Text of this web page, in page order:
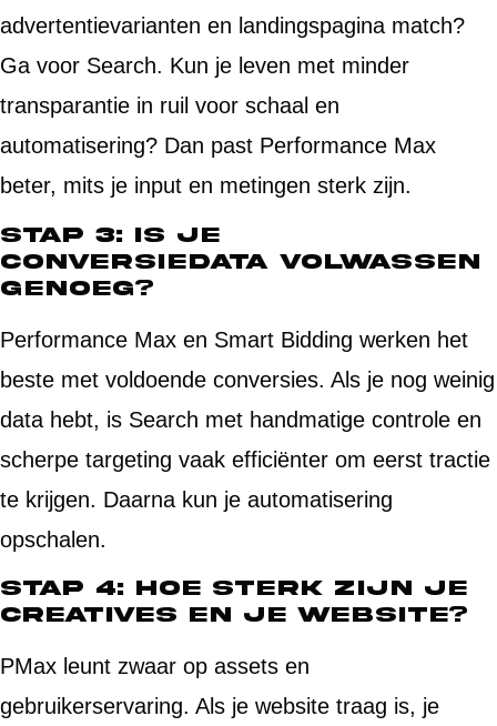
advertentievarianten en landingspagina match?
Ga voor Search. Kun je leven met minder
transparantie in ruil voor schaal en
automatisering? Dan past Performance Max
beter, mits je input en metingen sterk zijn.
Stap 3: Is je
conversiedata volwassen
genoeg?
Performance Max en Smart Bidding werken het
beste met voldoende conversies. Als je nog weinig
data hebt, is Search met handmatige controle en
scherpe targeting vaak efficiënter om eerst tractie
te krijgen. Daarna kun je automatisering
opschalen.
Stap 4: Hoe sterk zijn je
creatives en je website?
PMax leunt zwaar op assets en
gebruikerservaring. Als je website traag is, je